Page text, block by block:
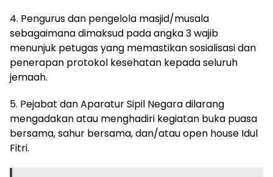
4. Pengurus dan pengelola masjid/musala
sebagaimana dimaksud pada angka 3 wajib
menunjuk petugas yang memastikan sosialisasi dan
penerapan protokol kesehatan kepada seluruh
jemaah.
5. Pejabat dan Aparatur Sipil Negara dilarang
mengadakan atau menghadiri kegiatan buka puasa
bersama, sahur bersama, dan/atau open house Idul
Fitri.